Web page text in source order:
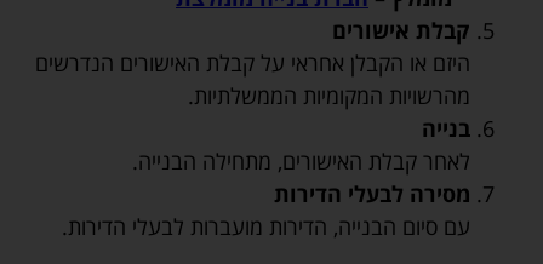
קבלת אישורים
היזם או הקבלן אחראי על קבלת האישורים הנדרשים
מהרשויות המקומיות הממשלתיות.
בנייה
לאחר קבלת האישורים, מתחילה הבנייה.
מסירה לבעלי הדירות
עם סיום הבנייה, הדירות מועברות לבעלי הדירות.